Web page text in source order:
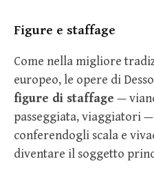
Figure e staffage
Come nella migliore
europeo, le opere di
figure di staffage —
passeggiata, viaggiatori
conferendogli scala e
diventare il soggetto